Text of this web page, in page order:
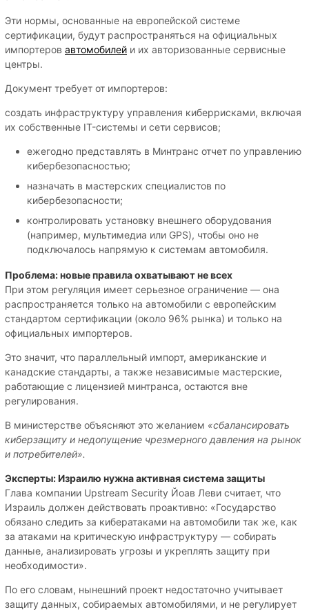
Эти нормы, основанные на европейской системе
сертификации, будут распространяться на официальных
импортеров автомобилей и их авторизованные сервисные
центры.
Документ требует от импортеров:
создать инфраструктуру управления киберрисками, включая
их собственные IT-системы и сети сервисов;
ежегодно представлять в Минтранс отчет по управлению
кибербезопасностью;
назначать в мастерских специалистов по
кибербезопасности;
контролировать установку внешнего оборудования
(например, мультимедиа или GPS), чтобы оно не
подключалось напрямую к системам автомобиля.
Проблема: новые правила охватывают не всех
При этом регуляция имеет серьезное ограничение — она
распространяется только на автомобили с европейским
стандартом сертификации (около 96% рынка) и только на
официальных импортеров.
Это значит, что параллельный импорт, американские и
канадские стандарты, а также независимые мастерские,
работающие с лицензией минтранса, остаются вне
регулирования.
В министерстве объясняют это желанием «сбалансировать
киберзащиту и недопущение чрезмерного давления на рынок
и потребителей».
Эксперты: Израилю нужна активная система защиты
Глава компании Upstream Security Йоав Леви считает, что
Израиль должен действовать проактивно: «Государство
обязано следить за кибератаками на автомобили так же, как
за атаками на критическую инфраструктуру — собирать
данные, анализировать угрозы и укреплять защиту при
необходимости».
По его словам, нынешний проект недостаточно учитывает
защиту данных, собираемых автомобилями, и не регулирует